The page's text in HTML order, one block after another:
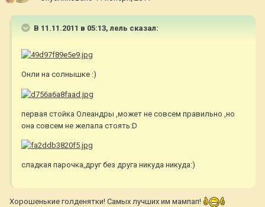
В 11.11.2011 в 05:13, лель сказал:
Онли на солнышке :)
первая стойка Олеандры ,может не совсем правильно ,но
она совсем не желала стоять:D
сладкая парочка,друг без друга никуда никуда:)
Хорошенькие голденятки! Самых лучших им мампап!